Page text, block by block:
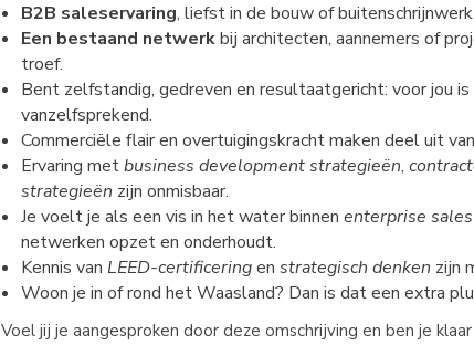
B2B saleservaring, liefst in de bouw of buitenschrijnwerk.
Een bestaand netwerkbij architecten, aannemers of
troef.
Bent zelfstandig, gedreven en resultaatgericht: voor jou
vanzelfsprekend.
Commerciële flair en overtuigingskracht maken deel uit
Ervaring metbusiness development strategieën,
strategieën zijn onmisbaar.
Je voelt je als een vis in het water binnen enterprise sales
netwerken opzet en onderhoudt.
Kennis van LEED-certificeringen strategisch denken zijn
Woon je in of rond het Waasland? Dan is dat een extra
Voel jij je aangesproken door deze omschrijving en ben je